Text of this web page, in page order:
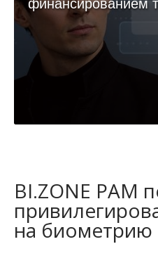
финансированием
BI.ZONE PAM
на биометрию